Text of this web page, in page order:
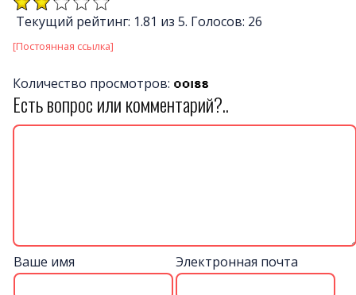
Текущий рейтинг: 1.81 из 5. Голосов: 26
[Постоянная ссылка]
Количество просмотров:
Есть вопрос или комментарий?..
Ваше имя Электронная почта